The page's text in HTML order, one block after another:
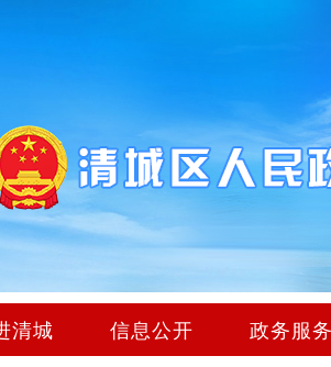
清城 信息公开 政务服